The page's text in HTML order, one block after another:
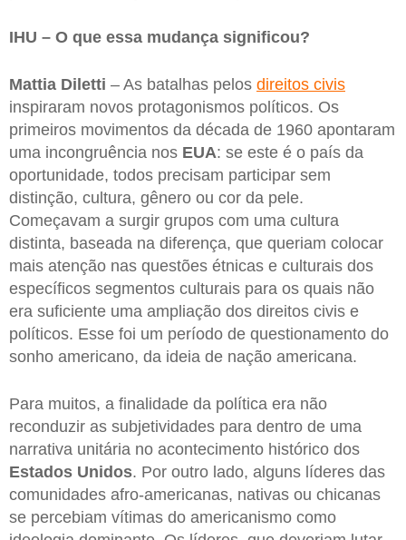
IHU – O que essa mudança significou?
Mattia Diletti – As batalhas pelos direitos civis
inspiraram novos protagonismos políticos. Os
primeiros movimentos da década de 1960 apontaram
uma incongruência nos EUA: se este é o país da
oportunidade, todos precisam participar sem
distinção, cultura, gênero ou cor da pele.
Começavam a surgir grupos com uma cultura
distinta, baseada na diferença, que queriam colocar
mais atenção nas questões étnicas e culturais dos
específicos segmentos culturais para os quais não
era suficiente uma ampliação dos direitos civis e
políticos. Esse foi um período de questionamento do
sonho americano, da ideia de nação americana.
Para muitos, a finalidade da política era não
reconduzir as subjetividades para dentro de uma
narrativa unitária no acontecimento histórico dos
Estados Unidos. Por outro lado, alguns líderes das
comunidades afro-americanas, nativas ou chicanas
se percebiam vítimas do americanismo como